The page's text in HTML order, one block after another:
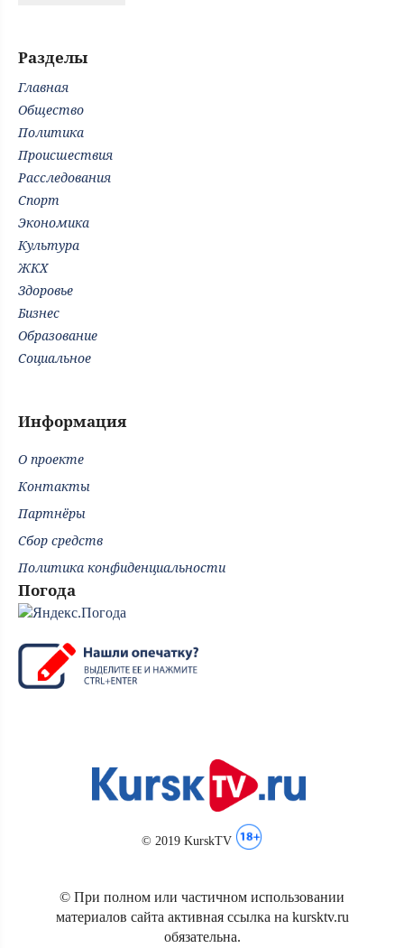
Разделы
Главная
Общество
Политика
Происшествия
Расследования
Спорт
Экономика
Культура
ЖКХ
Здоровье
Бизнес
Образование
Социальное
Информация
О проекте
Контакты
Партнёры
Сбор средств
Политика конфиденциальности
Погода
© 2019 KurskTV
© При полном или частичном использовании
материалов сайта активная ссылка на kursktv.ru
обязательна.